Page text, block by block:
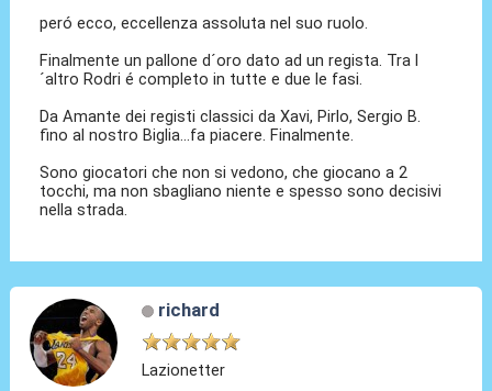
peró ecco, eccellenza assoluta nel suo ruolo.
Finalmente un pallone d´oro dato ad un regista. Tra l
´altro Rodri é completo in tutte e due le fasi.
Da Amante dei registi classici da Xavi, Pirlo, Sergio B.
fino al nostro Biglia...fa piacere. Finalmente.
Sono giocatori che non si vedono, che giocano a 2
tocchi, ma non sbagliano niente e spesso sono decisivi
nella strada.
richard
Lazionetter